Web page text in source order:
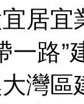
居
一路
灣